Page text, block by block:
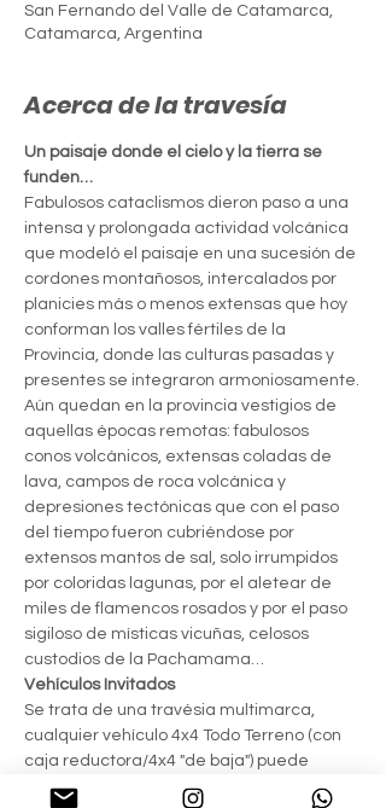
San Fernando del Valle de Catamarca,
Catamarca, Argentina
Acerca de la travesía
Un paisaje donde el cielo y la tierra se
funden…
Fabulosos cataclismos dieron paso a una
intensa y prolongada actividad volcánica
que modeló el paisaje en una sucesión de
cordones montañosos, intercalados por
planicies más o menos extensas que hoy
conforman los valles fértiles de la
Provincia, donde las culturas pasadas y
presentes se integraron armoniosamente.
Aún quedan en la provincia vestigios de
aquellas épocas remotas: fabulosos
conos volcánicos, extensas coladas de
lava, campos de roca volcánica y
depresiones tectónicas que con el paso
del tiempo fueron cubriéndose por
extensos mantos de sal, solo irrumpidos
por coloridas lagunas, por el aletear de
miles de flamencos rosados y por el paso
sigiloso de místicas vicuñas, celosos
custodios de la Pachamama…
Vehículos Invitados
Se trata de una travésia multimarca,
cualquier vehículo 4x4 Todo Terreno (con
caja reductora/4x4 "de baja") puede
participar.